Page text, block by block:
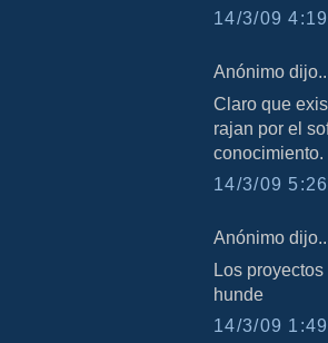
14/3/09
Anónimo
Claro que
rajan por el
conocimiento.
14/3/09
Anónimo
Los
hunde
14/3/09